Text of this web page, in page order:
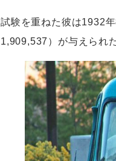
試験を重ねた彼は1932
1,909,537）が与えられた